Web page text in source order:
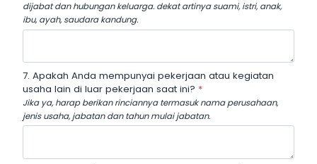
dijabat dan hubungan keluarga. dekat artinya suami, istri, anak,
ibu, ayah, saudara kandung.
7. Apakah Anda mempunyai pekerjaan atau kegiatan
usaha lain di luar pekerjaan saat ini? *
Jika ya, harap berikan rinciannya termasuk nama perusahaan,
jenis usaha, jabatan dan tahun mulai jabatan.